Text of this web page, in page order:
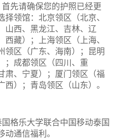
先请确保您的护照已经更
领馆：北京领区（北京、
山西、黑龙江、吉林、辽
藏）；上海领区（上海、
领区（广东、海南）；昆明
；成都领区（四川、重
肃、宁夏）；厦门领区（福
）；青岛领区（山东）。
国格乐大学联合中国移动泰国
通信福利。